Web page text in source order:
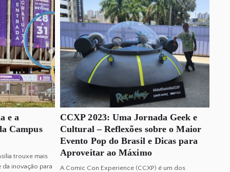
e a
Campus
trouxe mais
inovação para
CCXP 2023: Uma Jornada Geek e
Cultural – Reflexões sobre o Maior
Evento Pop do Brasil e Dicas para
Aproveitar ao Máximo
A Comic Con Experience (CCXP) é um dos